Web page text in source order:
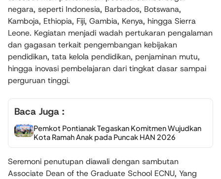
negara, seperti Indonesia, Barbados, Botswana,
Kamboja, Ethiopia, Fiji, Gambia, Kenya, hingga Sierra
Leone. Kegiatan menjadi wadah pertukaran pengalaman
dan gagasan terkait pengembangan kebijakan
pendidikan, tata kelola pendidikan, penjaminan mutu,
hingga inovasi pembelajaran dari tingkat dasar sampai
perguruan tinggi.
Baca Juga :
Pemkot Pontianak Tegaskan Komitmen Wujudkan
Kota Ramah Anak pada Puncak HAN 2026
Seremoni penutupan diawali dengan sambutan
Associate Dean of the Graduate School ECNU, Yang